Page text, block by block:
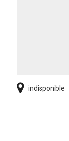
indisponible